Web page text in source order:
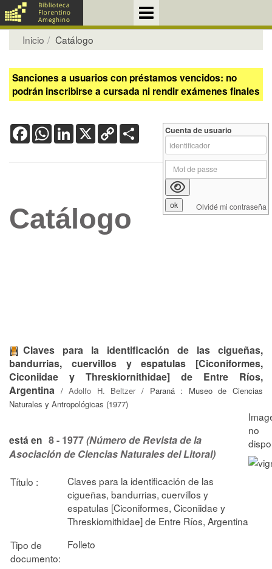
Inicio Catálogo
Sanciones a usuarios con préstamos vencidos: no
podrán inscribirse a cursada ni rendir exámenes finales
FacebookWhatsApp
LinkedIn
X Copy
Link
Catálogo
Claves para la identificación de las cigueñas,
bandurrias, cuervillos y espatulas [Ciconiformes,
Ciconiidae y Threskiornithidae] de Entre Ríos,
Argentina /Adolfo H. Beltzer/ Paraná : Museo de Ciencias
Naturales y Antropológicas (1977)
está en 8 - 1977(Número de Revista de la
Asociación de Ciencias Naturales del Litoral)
Título :
Claves para la identificación de las
cigueñas, bandurrias, cuervillos y
espatulas [Ciconiformes, Ciconiidae y
Threskiornithidae] de Entre Ríos, Argentina
Tipo de
documento:
Folleto
Cuenta de usuario
Olvidé mi contraseña